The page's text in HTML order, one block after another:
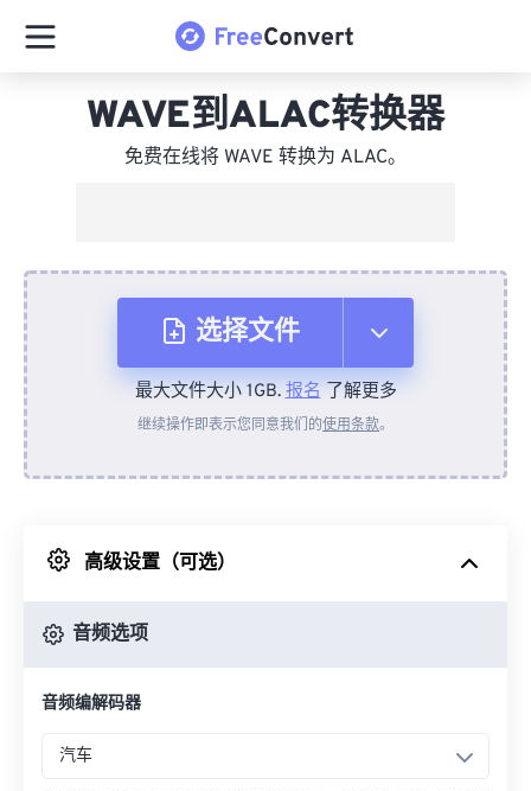
WAVE到ALAC转换器
免费在线将 WAVE 转换为 ALAC。
选择文件
从设备
来自 Google Drive
最大文件大小 1GB.报名了解更多
继续操作即表示您同意我们的使用条款。
高级设置（可选）
音频选项
音频编解码器
汽车